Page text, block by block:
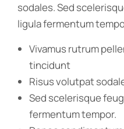
sodales. Sed
ligula fermentum
Vivamus rutrum
tincidunt
Risus volutpat
Sed scelerisque
fermentum tempor.